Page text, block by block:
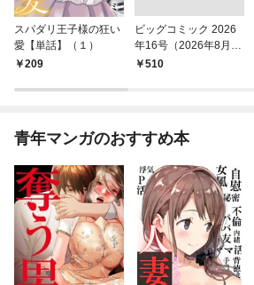
スパダリ王子様の狂い
愛【単話】（１）
209
ビッグコミック 2026
年16号（2026年8月7
日発売）
￥510
青年マンガのおすすめ本